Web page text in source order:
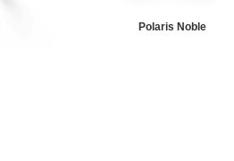
Polaris Noble